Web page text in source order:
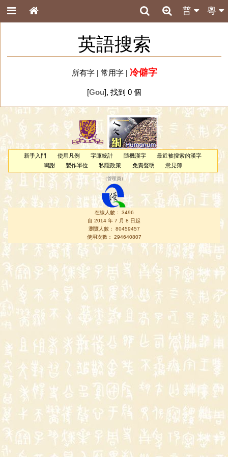
粵
普
英語搜索
所有字| 常用字| 冷僻字
[Gou], 找到 0 個
新手入門 使用凡例 字庫統計 隨機漢字
最近被搜索的漢字
鳴謝
製作單位 私隱政策 免責聲明 意見簿
（管理員 ）
在線人數： 3496
自 2014 年 7 月 8 日起
瀏覽人數： 80459457
使用次數： 294640807